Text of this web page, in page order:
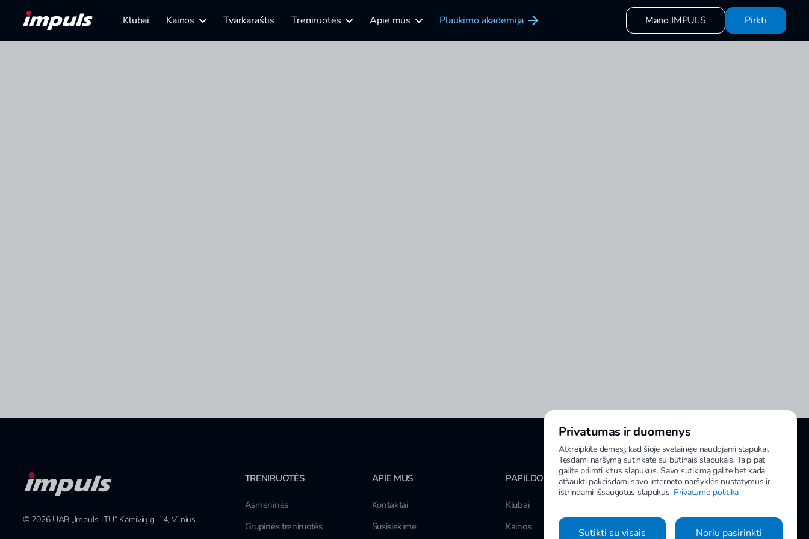
Klubai Kainos Tvarkaraštis Treniruotės Apie mus Plaukimo akademija Mano IMPULS Pirkti
© 2026 UAB „Impuls LTU“ Kareivių g. 14, Vilnius
TRENIRUOTĖS
Asmeninės
Grupinės treniruotės
APIE MUS
Kontaktai
Susisiekime
PAPILDOMA INFORMACIJA
Klubai
Kainos
MANO IMPULS
Privatumas ir duomenys
Atkreipkite dėmesį, kad šioje svetainėje naudojami slapukai.
Tęsdami naršymą sutinkate su būtinais slapukais. Taip pat
galite priimti kitus slapukus. Savo sutikimą galite bet kada
atšaukti pakeisdami savo interneto naršyklės nustatymus ir
ištrindami išsaugotus slapukus. Privatumo politika
Sutikti su visais Noriu pasirinkti